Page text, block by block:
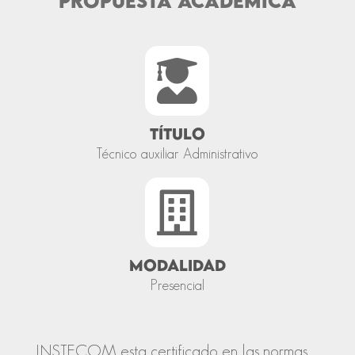

TÍTULO
Técnico auxiliar Administrativo

MODALIDAD
Presencial
INSTECOM esta certificado en las normas